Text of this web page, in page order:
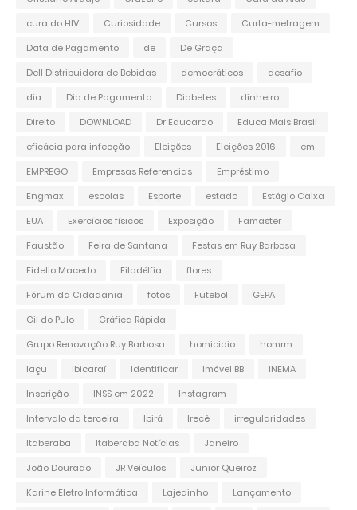
cura do HIV
Curiosidade Cursos
Curta-metragem
Data de Pagamento
de
De Graça
Dell Distribuidora de Bebidas
democráticos
desafio
dia
Dia de Pagamento Diabetes
dinheiro
Direito
DOWNLOAD Dr Educardo
Educa Mais Brasil
eficácia para infecção
Eleições Eleições 2016
em
EMPREGO
Empresas Referencias
Empréstimo
Engmax
escolas Esporte estado
Estágio Caixa
EUA
Exercícios físicos Exposição
Famaster
Faustão
Feira de Santana
Festas em Ruy Barbosa
Fidelio Macedo
Filadélfia
flores
Fórum da Cidadania
fotos Futebol
GEPA
Gil do Pulo
Gráfica Rápida
Grupo Renovação Ruy Barbosa
homicidio
homrm
Iaçu
Ibicaraí Identificar Imóvel BB
INEMA
Inscrição
INSS em 2022
Instagram
Intervalo da terceira
Ipirá Irecê
irregularidades
Itaberaba
Itaberaba Notícias
Janeiro
João Dourado
JR Veículos
Junior Queiroz
Karine Eletro Informática
Lajedinho
Lançamento